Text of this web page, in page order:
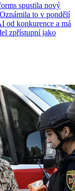
spustila nový
to v pondělí
od konkurence a má
zpřístupní jako